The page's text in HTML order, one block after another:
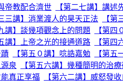
帝教配合濟世
【第二七講】講述
三講】消業渡人的昊天正法 【第
講】談幾項觀念上的問題 【第四
講】上帝之光的接通道路 【第四
【第五０講】唸誥嘉勉 【第五
泉 【第五六講】幾種簡明的治
真正享福 【第六二講】威怒發